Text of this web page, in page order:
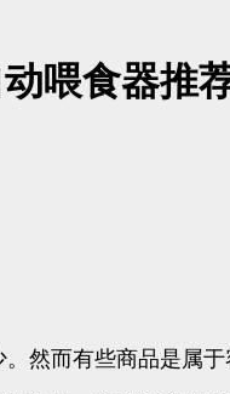
喂食器推
然而有些商品是属